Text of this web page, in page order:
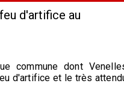
d'artifice au
commune dont
d'artifice et le très